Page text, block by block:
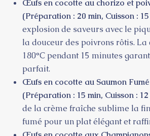
Œufs en cocotte au chorizo et
(Préparation : 20 min, Cuisson : 15
explosion de saveurs avec le
la douceur des poivrons rôtis. La
180°C pendant 15 minutes
parfait.
Œufs en cocotte au Saumon
(Préparation : 15 min, Cuisson : 12
de la crème fraîche sublime la
fumé pour un plat élégant et